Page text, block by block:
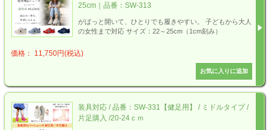
25cm｜品番：SW-313
がばっと開いて、ひとりでも履きやすい。 子どもから大人
の女性まで対応 サイズ：22～25cm（1cm刻み）
価格： 11,750円(税込)
装具対応 / 品番：SW-331【健足用】 / ミドルタイプ /
片足購入 /20-24ｃｍ